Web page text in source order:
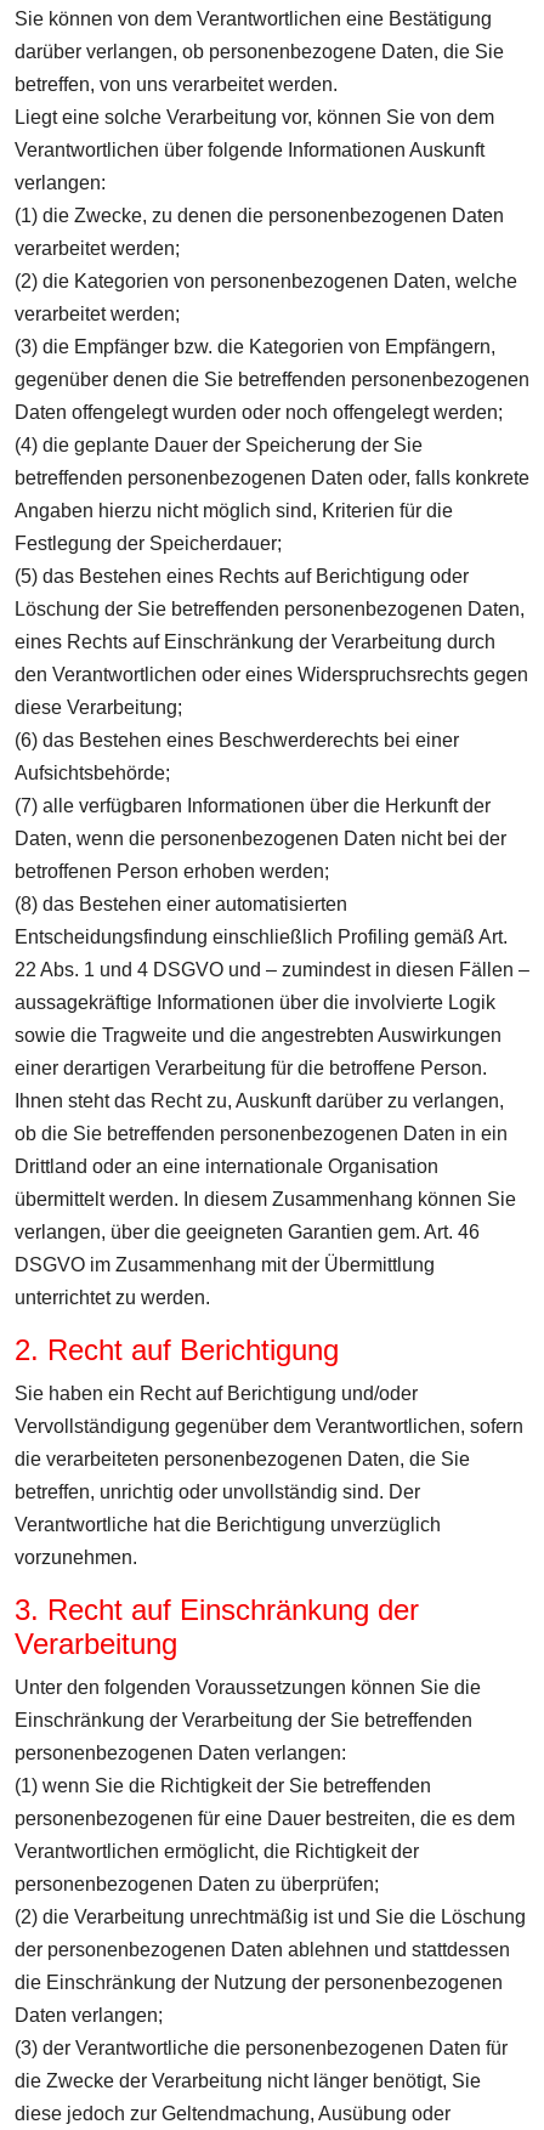
Sie können von dem Verantwortlichen eine Bestätigung
darüber verlangen, ob personenbezogene Daten, die Sie
betreffen, von uns verarbeitet werden.
Liegt eine solche Verarbeitung vor, können Sie von dem
Verantwortlichen über folgende Informationen Auskunft
verlangen:
(1) die Zwecke, zu denen die personenbezogenen Daten
verarbeitet werden;
(2) die Kategorien von personenbezogenen Daten, welche
verarbeitet werden;
(3) die Empfänger bzw. die Kategorien von Empfängern,
gegenüber denen die Sie betreffenden personenbezogenen
Daten offengelegt wurden oder noch offengelegt werden;
(4) die geplante Dauer der Speicherung der Sie
betreffenden personenbezogenen Daten oder, falls konkrete
Angaben hierzu nicht möglich sind, Kriterien für die
Festlegung der Speicherdauer;
(5) das Bestehen eines Rechts auf Berichtigung oder
Löschung der Sie betreffenden personenbezogenen Daten,
eines Rechts auf Einschränkung der Verarbeitung durch
den Verantwortlichen oder eines Widerspruchsrechts gegen
diese Verarbeitung;
(6) das Bestehen eines Beschwerderechts bei einer
Aufsichtsbehörde;
(7) alle verfügbaren Informationen über die Herkunft der
Daten, wenn die personenbezogenen Daten nicht bei der
betroffenen Person erhoben werden;
(8) das Bestehen einer automatisierten
Entscheidungsfindung einschließlich Profiling gemäß Art.
22 Abs. 1 und 4 DSGVO und – zumindest in diesen Fällen –
aussagekräftige Informationen über die involvierte Logik
sowie die Tragweite und die angestrebten Auswirkungen
einer derartigen Verarbeitung für die betroffene Person.
Ihnen steht das Recht zu, Auskunft darüber zu verlangen,
ob die Sie betreffenden personenbezogenen Daten in ein
Drittland oder an eine internationale Organisation
übermittelt werden. In diesem Zusammenhang können Sie
verlangen, über die geeigneten Garantien gem. Art. 46
DSGVO im Zusammenhang mit der Übermittlung
unterrichtet zu werden.
2. Recht auf Berichtigung
Sie haben ein Recht auf Berichtigung und/oder
Vervollständigung gegenüber dem Verantwortlichen, sofern
die verarbeiteten personenbezogenen Daten, die Sie
betreffen, unrichtig oder unvollständig sind. Der
Verantwortliche hat die Berichtigung unverzüglich
vorzunehmen.
3. Recht auf Einschränkung der
Verarbeitung
Unter den folgenden Voraussetzungen können Sie die
Einschränkung der Verarbeitung der Sie betreffenden
personenbezogenen Daten verlangen:
(1) wenn Sie die Richtigkeit der Sie betreffenden
personenbezogenen für eine Dauer bestreiten, die es dem
Verantwortlichen ermöglicht, die Richtigkeit der
personenbezogenen Daten zu überprüfen;
(2) die Verarbeitung unrechtmäßig ist und Sie die Löschung
der personenbezogenen Daten ablehnen und stattdessen
die Einschränkung der Nutzung der personenbezogenen
Daten verlangen;
(3) der Verantwortliche die personenbezogenen Daten für
die Zwecke der Verarbeitung nicht länger benötigt, Sie
diese jedoch zur Geltendmachung, Ausübung oder